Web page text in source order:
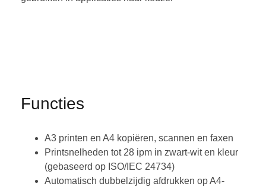
Functies
A3 printen en A4 kopiëren, scannen en faxen
Printsnelheden tot 28 ipm in zwart-wit en kleur
(gebaseerd op ISO/IEC 24734)
Automatisch dubbelzijdig afdrukken op A4-